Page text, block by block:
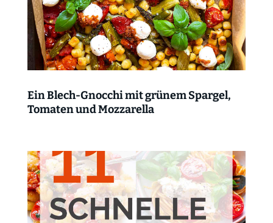
Ein Blech-Gnocchi mit grünem Spargel,
Tomaten und Mozzarella